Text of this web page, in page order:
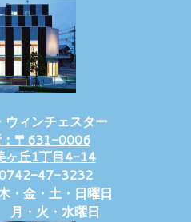
ウィンチェスター
：〒631-0006
ヶ丘1丁目4-14
0742-47-3232
・金・土・日曜日
月・火・水曜日